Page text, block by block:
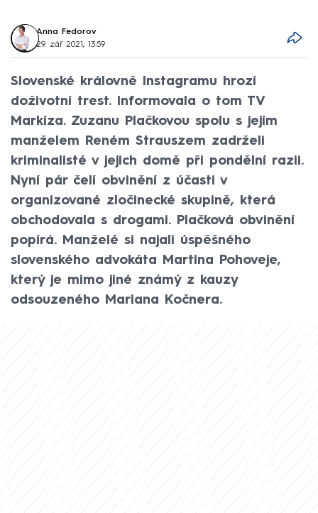
Anna Fedorov
29. zář 2021, 13:59
Slovenské královně Instagramu hrozí
doživotní trest. Informovala o tom TV
Markíza. Zuzanu Plačkovou spolu s jejím
manželem Reném Strauszem zadrželi
kriminalisté v jejich domě při pondělní razii.
Nyní pár čelí obvinění z účasti v
organizované zločinecké skupině, která
obchodovala s drogami. Plačková obvinění
popírá. Manželé si najali úspěšného
slovenského advokáta Martina Pohoveje,
který je mimo jiné známý z kauzy
odsouzeného Mariana Kočnera.